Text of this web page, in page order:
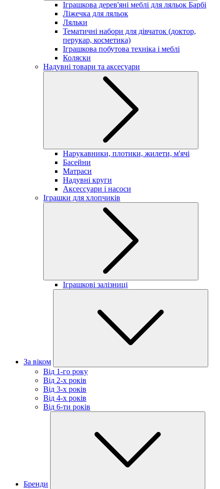
Іграшкова дерев'яні меблі для ляльок Барбі
Ліжечка для ляльок
Ляльки
Тематичні набори для дівчаток (доктор,
перукар, косметика)
Іграшкова побутова техніка і меблі
Коляски
Надувні товари та аксесуари
Нарукавники, плотики, жилети, м'ячі
Басейни
Матраси
Надувні круги
Аксессуари і насоси
Іграшки для хлопчиків
Іграшкові залізниці
За віком
Від 1-го року
Від 2-х років
Від 3-х років
Від 4-х років
Від 6-ти років
Бренди